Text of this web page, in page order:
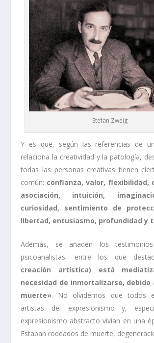
Stefan Zweig
Y es que, según las referencias de
relaciona la creatividad y la patología,
todas las personas creativas tienen
común: confianza, valor, flexibilidad,
asociación, intuición,
curiosidad, sentimiento de
libertad, entusiasmo, profundidad y
Además, se añaden los
psicoanalistas, entre los que
creación artística) está
necesidad de inmortalizarse,
muerte». No olvidemos que todos
artistas del expresionismo y,
expresionismo abstracto vivían en una
Estaban rodeados de muerte,